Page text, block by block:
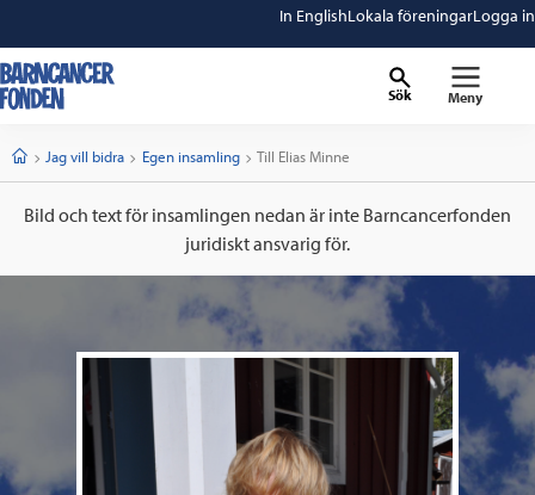
In EnglishLokala föreningarLogga in
Sök Meny
StartJag vill bidra Egen insamling Current:
Till Elias Minne
Bild och text för insamlingen nedan är inte Barncancerfonden
juridiskt ansvarig för.